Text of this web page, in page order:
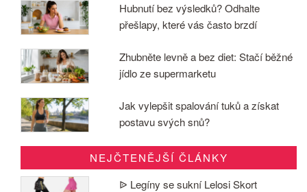
Hubnutí bez výsledků? Odhalte
přešlapy, které vás často brzdí
Zhubněte levně a bez diet: Stačí běžné
jídlo ze supermarketu
Jak vylepšit spalování tuků a získat
postavu svých snů?
NEJČTENĚJŠÍ ČLÁNKY
ᐉ Legíny se sukní Lelosi Skort